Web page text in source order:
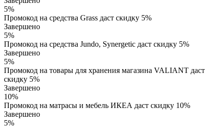
5%
Промокод на средства Grass даст скидку 5%
Завершено
5%
Промокод на средства Jundo, Synergetic даст скидку 5%
Завершено
5%
Промокод на товары для хранения магазина VALIANT даст
скидку 5%
Завершено
10%
Промокод на матрасы и мебель ИКЕА даст скидку 10%
Завершено
5%